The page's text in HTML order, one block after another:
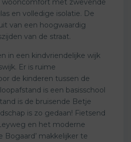
wooncomfort met zwevende
en volledige isolatie. De
van een hoogwaardig
van de straat.
in een kindvriendelijke wijk
Er is ruime
de kinderen tussen de
is een basisschool
is de bruisende Betje
is zo gedaan! Fietsend
en het moderne
Bogaard’ makkelijker te